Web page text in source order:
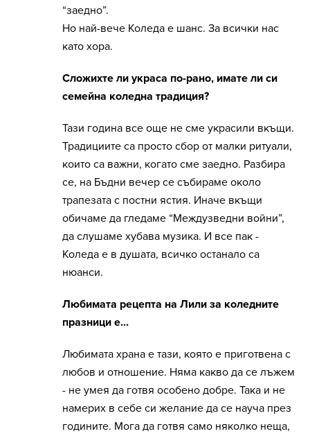
“заедно”.
Но най-вече Коледа е шанс. За всички нас
като хора.
Сложихте ли украса по-рано, имате ли си
семейна коледна традиция?
Тази година все още не сме украсили вкъщи.
Традициите са просто сбор от малки ритуали,
които са важни, когато сме заедно. Разбира
се, на Бъдни вечер се събираме около
трапезата с постни ястия. Иначе вкъщи
обичаме да гледаме “Междузведни войни”,
да слушаме хубава музика. И все пак -
Коледа е в душата, всичко останало са
нюанси.
Любимата рецепта на Лили за коледните
празници е...
Любимата храна е тази, която е приготвена с
любов и отношение. Няма какво да се лъжем
- не умея да готвя особено добре. Така и не
намерих в себе си желание да се науча през
годините. Мога да готвя само няколко неща,